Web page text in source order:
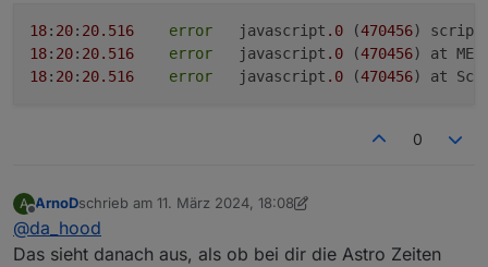
18: 20: 20.516 error
	javascript
.0 (470456)
18: 20: 20.516 error
	javascript
.0 (470456) at
18: 20: 20.516 error
	javascript
.0 (470456) at
0
A
Offline
ArnoDschrieb am 11. März 2024, 18:08
zuletzt editiert von ArnoD 3. Nov. 2024, 20:05
@da_hood
Das sieht danach aus, als ob bei dir die Astro Zeiten